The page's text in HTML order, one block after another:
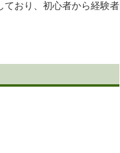
おり、初心者から経験者